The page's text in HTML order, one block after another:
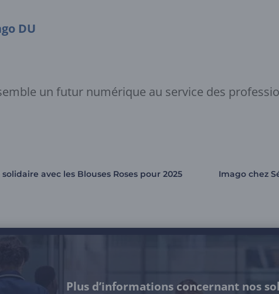
DU
un futur numérique au service des
avec les Blouses Roses pour 2025 Imago chez
Plus d’informations concernant nos